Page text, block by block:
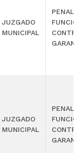
JUZGADO
MUNICIPAL
PENAL
JUZGADO
MUNICIPAL
PENAL